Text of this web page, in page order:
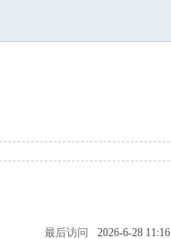
最后访问
2026-6-28 11:16